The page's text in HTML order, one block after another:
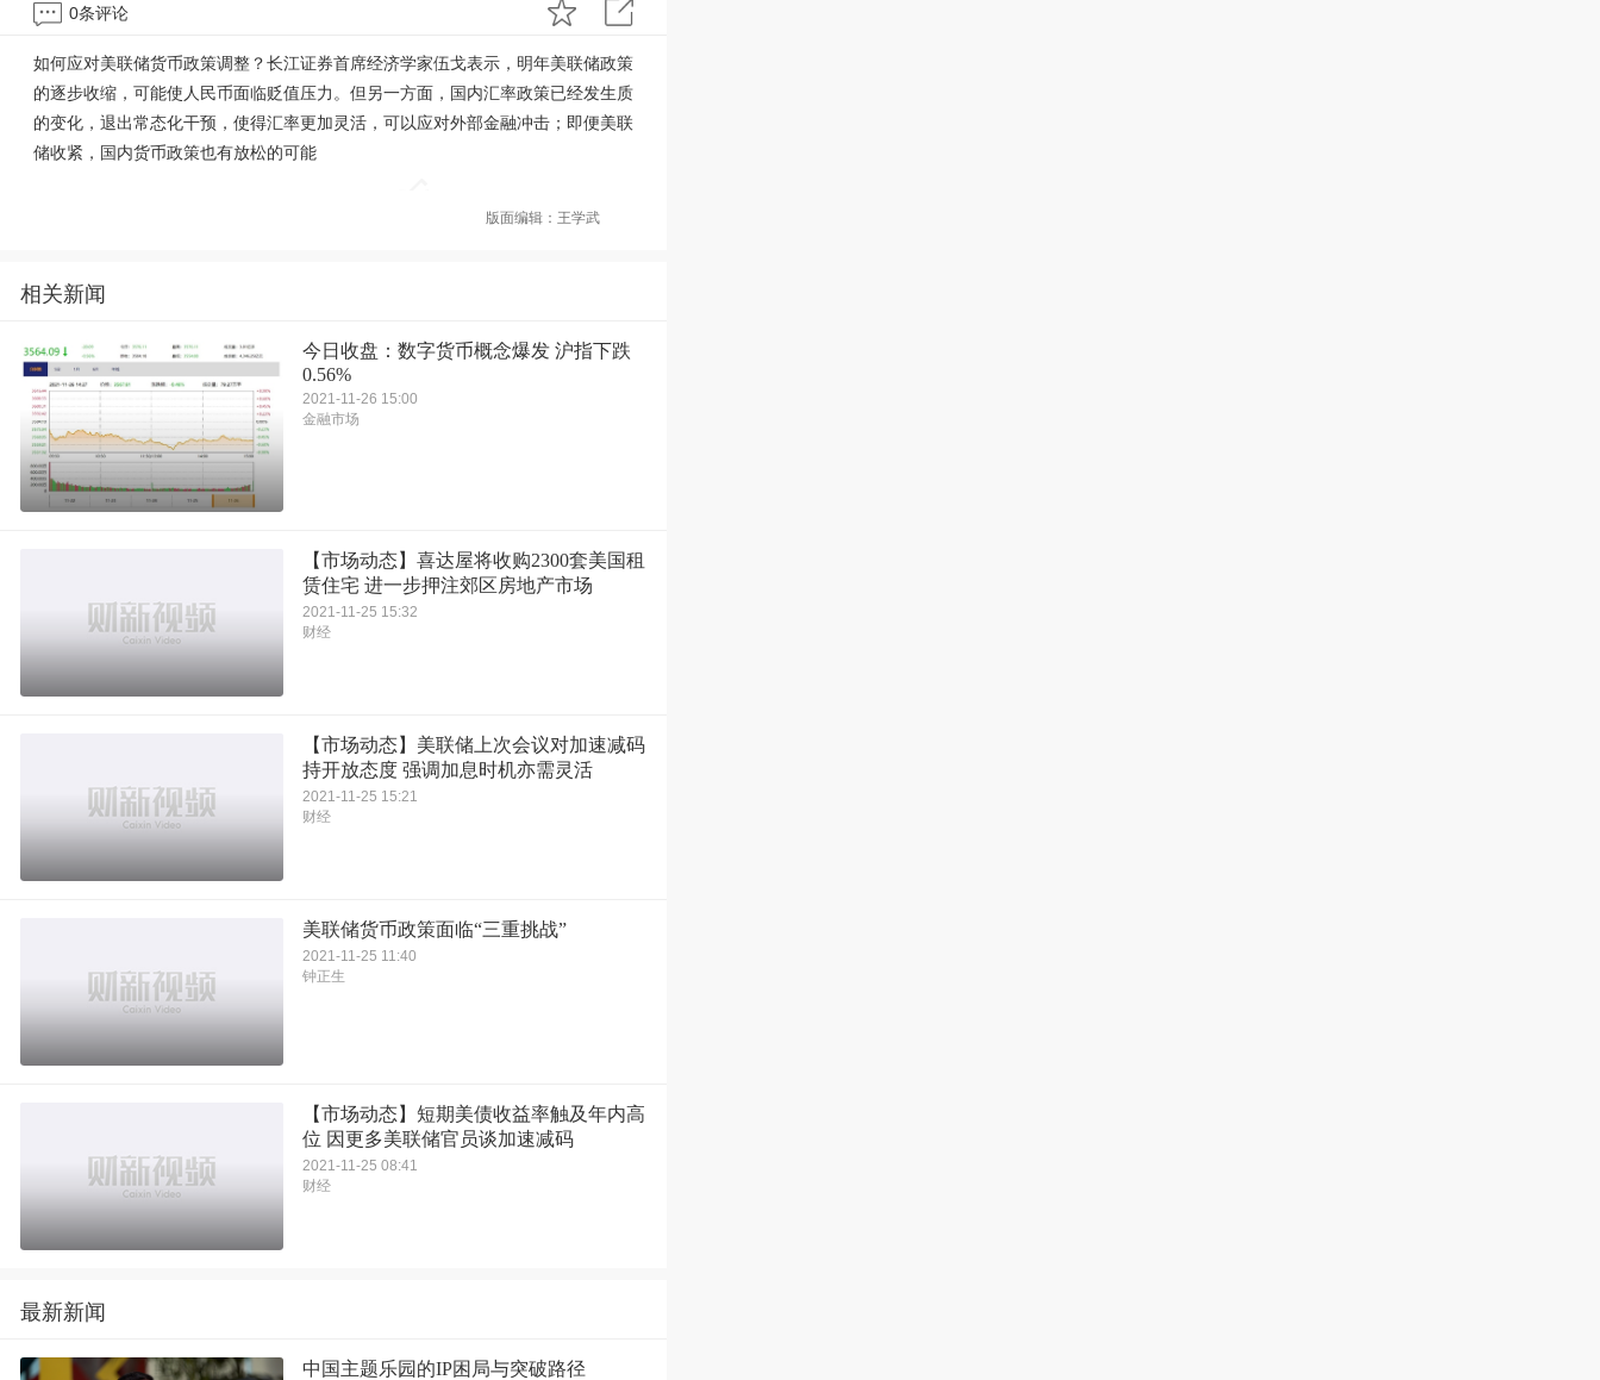
0条评论
如何应对美联储货币政策调整？长江证券首席经济学家伍戈表示，明年美联储政策
的逐步收缩，可能使人民币面临贬值压力。但另一方面，国内汇率政策已经发生质
的变化，退出常态化干预，使得汇率更加灵活，可以应对外部金融冲击；即便美联
储收紧，国内货币政策也有放松的可能
版面编辑：王学武
相关新闻
今日收盘：数字货币概念爆发 沪指下跌
0.56%
2021-11-26 15:00
金融市场
【市场动态】喜达屋将收购2300套美国租
赁住宅 进一步押注郊区房地产市场
2021-11-25 15:32
财经
【市场动态】美联储上次会议对加速减码
持开放态度 强调加息时机亦需灵活
2021-11-25 15:21
财经
美联储货币政策面临“三重挑战”
2021-11-25 11:40
钟正生
【市场动态】短期美债收益率触及年内高
位 因更多美联储官员谈加速减码
2021-11-25 08:41
财经
最新新闻
中国主题乐园的IP困局与突破路径